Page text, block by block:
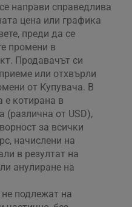
направи справедлива
цена или графика
преди да се
промени в
Продавачът си
или отхвърли
от Купувача. В
е котирана в
(различна от USD),
за всички
начислени на
в резултат на
анулиране на
подлежат на